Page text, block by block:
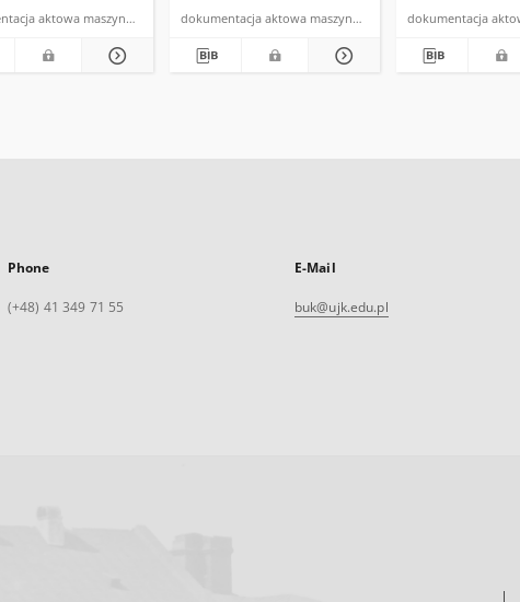
dokumentacja aktowa maszynopis dokumentacja aktowa maszynopis
Phone
(+48) 41 349 71 55
E-Mail
buk@ujk.edu.pl